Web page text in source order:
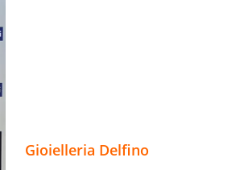
Gioielleria Delfino